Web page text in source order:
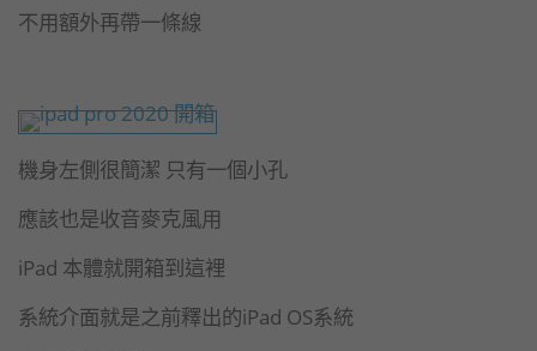
不用額外再帶一條線
機身左側很簡潔 只有一個小孔
應該也是收音麥克風用
iPad 本體就開箱到這裡
系統介面就是之前釋出的iPad OS系統